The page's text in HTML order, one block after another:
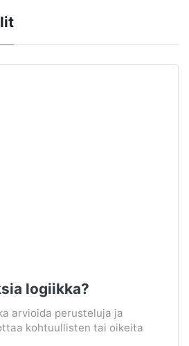
logiikka?
arvioida perusteluja ja
kohtuullisten tai oikeita